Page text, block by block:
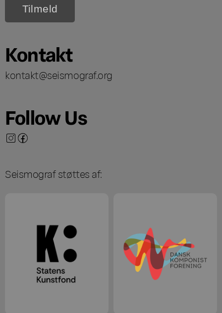
Kontakt
kontakt@seismograf.org
Follow Us
Seismograf støttes af: